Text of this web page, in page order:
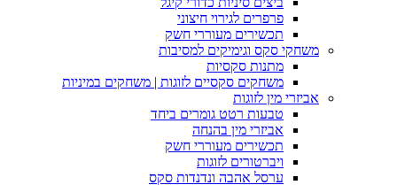
פרפרים לגירוי חיצוני
תכשירים מעוררי חשק
משחקי סקס וגימיקים למסיבות
מתנות סקסיות
משחקים סקסיים לזוגות | משחקים במיניות
אביזרי מין לזוגות
טבעות רטט גומרים ביחד
אביזרי מין בהנחה
תכשירים מעוררי חשק
ויברטורים לזוגות
ערסל אהבה ונדנדות סקס